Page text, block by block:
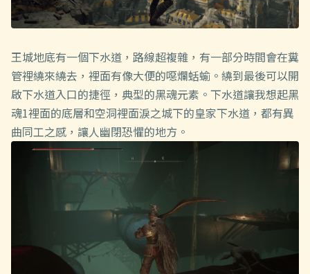
王城地底有一個下水道，路線超複雜，有一部分時間會在糞
管裡繞來繞去，裡面有像大便的噁爛蛞蝓。繞到最後可以開
啟下水道入口的捷徑，典型的黑魂元素。下水道讓我想起黑
魂1裡面的底層和空洞裡面淚之城下的皇家下水道，都有異
曲同工之感，讓人幽閉恐懼的地方。